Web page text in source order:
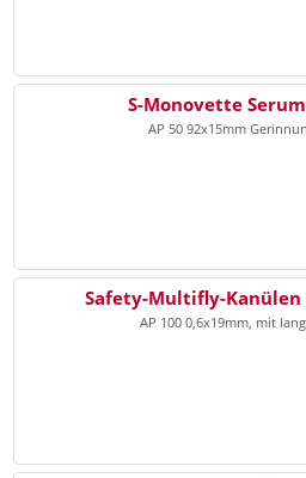
S-Monovette
AP 50 92x15mm
Safety-Multifly-Kanülen
AP 100 0,6x19mm, mit